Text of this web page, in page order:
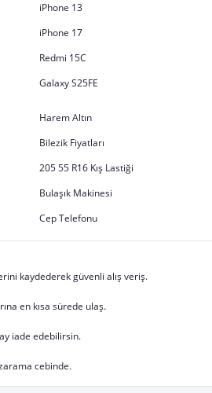
iPhone 13
iPhone 17
Redmi 15C
Galaxy S25FE
Harem Altın
Bilezik Fiyatları
205 55 R16 Kış Lastiği
Bulaşık Makinesi
Cep Telefonu
kaydederek güvenli alış veriş.
en kısa sürede ulaş.
iade edebilirsin.
cebinde.